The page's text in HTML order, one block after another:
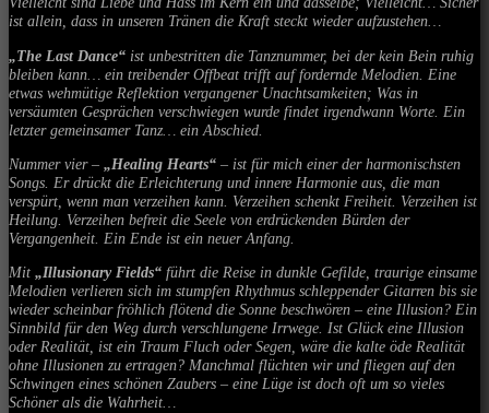
ist allein, dass in unseren Tränen die Kraft steckt wieder aufzustehen…
„The Last Dance“ ist unbestritten die Tanznummer, bei der kein Bein ruhig
bleiben kann… ein treibender Offbeat trifft auf fordernde Melodien. Eine
etwas wehmütige Reflektion vergangener Unachtsamkeiten; Was in
versäumten Gesprächen verschwiegen wurde findet irgendwann Worte. Ein
letzter gemeinsamer Tanz… ein Abschied.
Nummer vier – „Healing Hearts“ – ist für mich einer der harmonischsten
Songs. Er drückt die Erleichterung und innere Harmonie aus, die man
verspürt, wenn man verzeihen kann. Verzeihen schenkt Freiheit. Verzeihen ist
Heilung. Verzeihen befreit die Seele von erdrückenden Bürden der
Vergangenheit. Ein Ende ist ein neuer Anfang.
Mit „Illusionary Fields“ führt die Reise in dunkle Gefilde, traurige einsame
Melodien verlieren sich im stumpfen Rhythmus schleppender Gitarren bis sie
wieder scheinbar fröhlich flötend die Sonne beschwören – eine Illusion? Ein
Sinnbild für den Weg durch verschlungene Irrwege. Ist Glück eine Illusion
oder Realität, ist ein Traum Fluch oder Segen, wäre die kalte öde Realität
ohne Illusionen zu ertragen? Manchmal flüchten wir und fliegen auf den
Schwingen eines schönen Zaubers – eine Lüge ist doch oft um so vieles
Schöner als die Wahrheit…